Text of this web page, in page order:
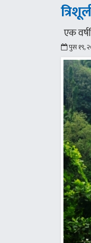
एक
पुस १९,